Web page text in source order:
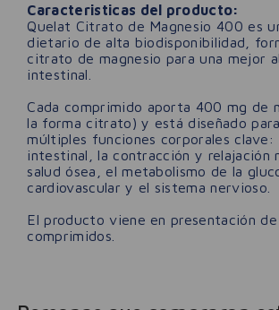
Caracteristicas del producto:
Quelat Citrato de Magnesio 400 es
dietario de alta biodisponibilidad,
citrato de magnesio para una mejor
intestinal.
Cada comprimido aporta 400 mg de
la forma citrato) y está diseñado
múltiples funciones corporales
intestinal, la contracción y relajación
salud ósea, el metabolismo de la
cardiovascular y el sistema nervioso.
El producto viene en presentación
comprimidos.